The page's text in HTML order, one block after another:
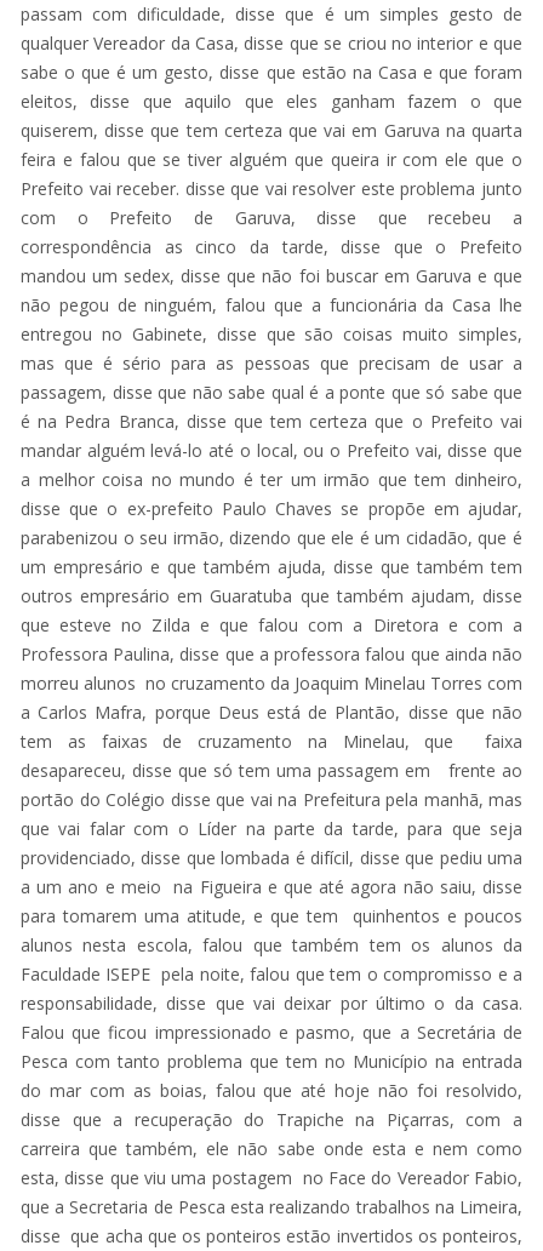
passam com dificuldade, disse que é um simples gesto de
qualquer Vereador da Casa, disse que se criou no interior e que
sabe o que é um gesto, disse que estão na Casa e que foram
eleitos, disse que aquilo que eles ganham fazem o que
quiserem, disse que tem certeza que vai em Garuva na quarta
feira e falou que se tiver alguém que queira ir com ele que o
Prefeito vai receber. disse que vai resolver este problema junto
com o Prefeito de Garuva, disse que recebeu a
correspondência as cinco da tarde, disse que o Prefeito
mandou um sedex, disse que não foi buscar em Garuva e que
não pegou de ninguém, falou que a funcionária da Casa lhe
entregou no Gabinete, disse que são coisas muito simples,
mas que é sério para as pessoas que precisam de usar a
passagem, disse que não sabe qual é a ponte que só sabe que
é na Pedra Branca, disse que tem certeza que o Prefeito vai
mandar alguém levá-lo até o local, ou o Prefeito vai, disse que
a melhor coisa no mundo é ter um irmão que tem dinheiro,
disse que o ex-prefeito Paulo Chaves se propõe em ajudar,
parabenizou o seu irmão, dizendo que ele é um cidadão, que é
um empresário e que também ajuda, disse que também tem
outros empresário em Guaratuba que também ajudam, disse
que esteve no Zilda e que falou com a Diretora e com a
Professora Paulina, disse que a professora falou que ainda não
morreu alunos no cruzamento da Joaquim Minelau Torres com
a Carlos Mafra, porque Deus está de Plantão, disse que não
tem as faixas de cruzamento na Minelau, que faixa
desapareceu, disse que só tem uma passagem em frente ao
portão do Colégio disse que vai na Prefeitura pela manhã, mas
que vai falar com o Líder na parte da tarde, para que seja
providenciado, disse que lombada é difícil, disse que pediu uma
a um ano e meio na Figueira e que até agora não saiu, disse
para tomarem uma atitude, e que tem quinhentos e poucos
alunos nesta escola, falou que também tem os alunos da
Faculdade ISEPE pela noite, falou que tem o compromisso e a
responsabilidade, disse que vai deixar por último o da casa.
Falou que ficou impressionado e pasmo, que a Secretária de
Pesca com tanto problema que tem no Município na entrada
do mar com as boias, falou que até hoje não foi resolvido,
disse que a recuperação do Trapiche na Piçarras, com a
carreira que também, ele não sabe onde esta e nem como
esta, disse que viu uma postagem no Face do Vereador Fabio,
que a Secretaria de Pesca esta realizando trabalhos na Limeira,
disse que acha que os ponteiros estão invertidos os ponteiros,